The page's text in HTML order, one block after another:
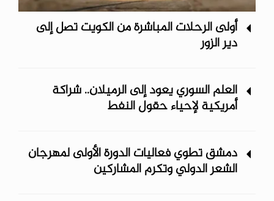
أولى الرحلات المباشرة من الكويت تصل إلى
دير الزور
العلم السوري يعود إلى الرميلان.. شراكة
أمريكية لإحياء حقول النفط
دمشق تطوي فعاليات الدورة الأولى لمهرجان
الشعر الدولي وتكرم المشاركين